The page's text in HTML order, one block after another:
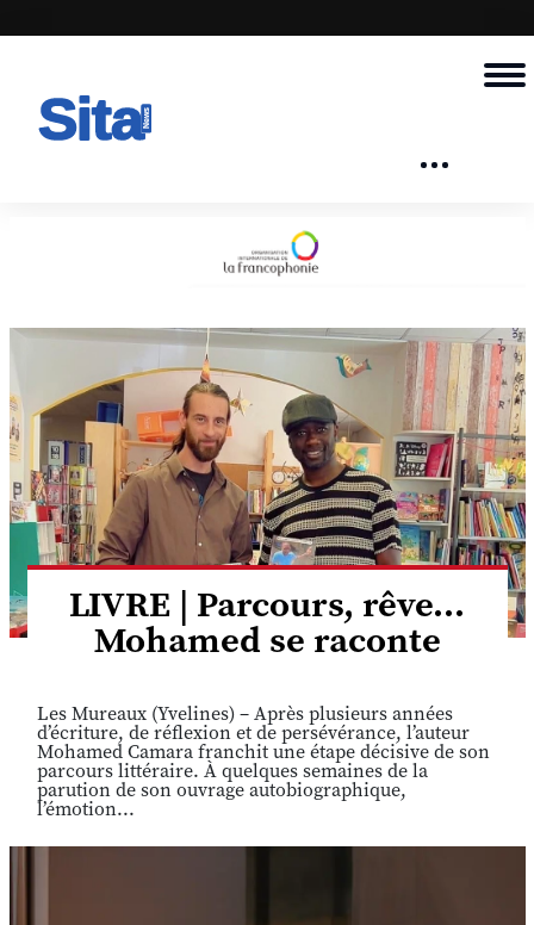
LIVRE | Parcours, rêve...
Mohamed se raconte
Les Mureaux (Yvelines) – Après plusieurs années
d’écriture, de réflexion et de persévérance, l’auteur
Mohamed Camara franchit une étape décisive de son
parcours littéraire. À quelques semaines de la
parution de son ouvrage autobiographique,
l’émotion...